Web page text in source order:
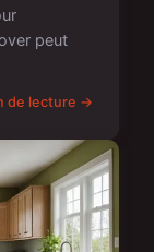
peut
de lecture →